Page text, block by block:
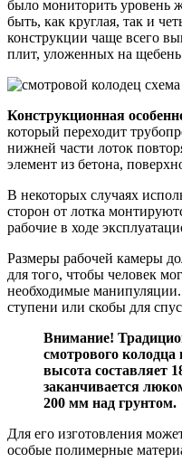
было мониторить уровень
быть, как круглая, так и
конструкции чаще всего
плит, уложенных на
Конструкционная
который переходит
нижней части лоток
элемент из бетона,
В некоторых случаях
сторон от лотка
рабочие в ходе
Размеры рабочей камеры
для того, чтобы человек
необходимые
ступени или скобы для
Внимание!
смотрового колодца
высота составляет
заканчивается
200 мм над грунтом.
Для его изготовления
особые полимерные